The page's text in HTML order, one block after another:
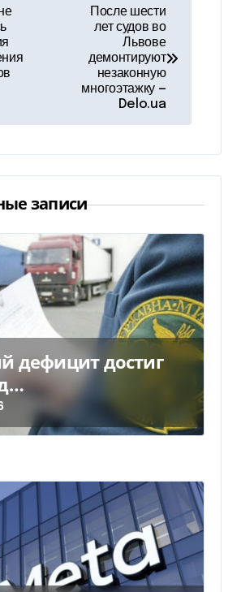
После шести
лет судов во
Львове
демонтируют
незаконную
многоэтажку —
Delo.ua
записи
дефицит достиг